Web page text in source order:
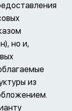
но и,
из